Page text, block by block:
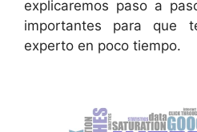
explicaremos paso a
importantes para que
experto en poco tiempo.